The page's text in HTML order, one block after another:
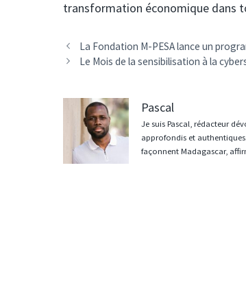
transformation économique dans
Navigation
des
La Fondation M-PESA lance un
Le Mois de la sensibilisation à la
Pascal
Je suis Pascal, rédacteur
approfondis et
façonnent Madagascar,